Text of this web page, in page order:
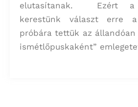
elutasítanak. Ezért a
kerestünk választ erre
próbára tettük az állandóan
ismétlőpuskaként”